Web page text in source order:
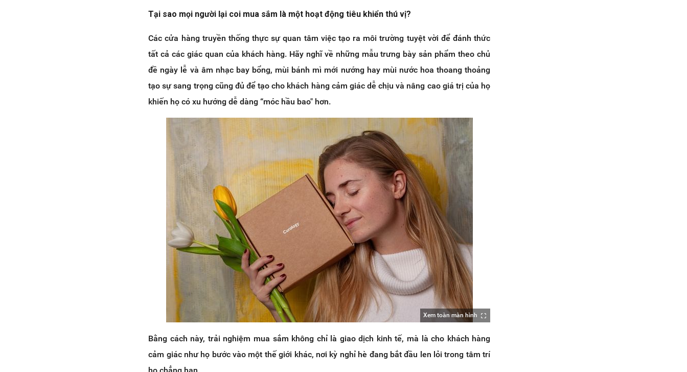
Tại sao mọi người lại coi mua sắm là một hoạt động tiêu khiển thú vị?
Các cửa hàng truyền thống thực sự quan tâm việc tạo ra môi trường tuyệt vời để đánh thức
tất cả các giác quan của khách hàng. Hãy nghĩ về những mẫu trưng bày sản phẩm theo chủ
đề ngày lễ và âm nhạc bay bổng, mùi bánh mì mới nướng hay mùi nước hoa thoang thoảng
tạo sự sang trọng cũng đủ để tạo cho khách hàng cảm giác dễ chịu và nâng cao giá trị của họ
khiến họ có xu hướng dễ dàng “móc hầu bao" hơn.
Xem toàn màn hình
Bằng cách này, trải nghiệm mua sắm không chỉ là giao dịch kinh tế, mà là cho khách hàng
cảm giác như họ bước vào một thế giới khác, nơi kỳ nghỉ hè đang bắt đầu len lỏi trong tâm trí